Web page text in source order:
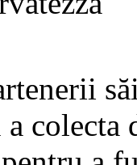
colecta